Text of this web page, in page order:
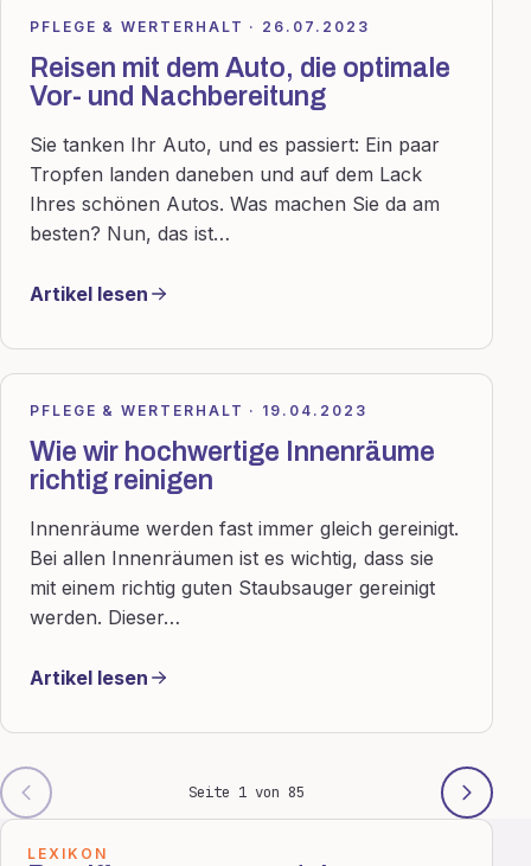
PFLEGE & WERTERHALT · 26.07.2023
Reisen mit dem Auto, die optimale
Vor- und Nachbereitung
Sie tanken Ihr Auto, und es passiert: Ein paar
Tropfen landen daneben und auf dem Lack
Ihres schönen Autos. Was machen Sie da am
besten? Nun, das ist…
Artikel lesen
PFLEGE & WERTERHALT · 19.04.2023
Wie wir hochwertige Innenräume
richtig reinigen
Innenräume werden fast immer gleich gereinigt.
Bei allen Innenräumen ist es wichtig, dass sie
mit einem richtig guten Staubsauger gereinigt
werden. Dieser…
Artikel lesen
Seite 1 von 85
Weiterführende Hilfen
LEXIKON